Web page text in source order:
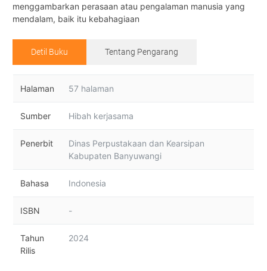
menggambarkan perasaan atau pengalaman manusia yang
mendalam, baik itu kebahagiaan
Detil Buku Tentang Pengarang
Halaman 57 halaman
Sumber Hibah kerjasama
Penerbit
Dinas Perpustakaan dan Kearsipan
Kabupaten Banyuwangi
Bahasa Indonesia
ISBN -
Tahun
Rilis
2024